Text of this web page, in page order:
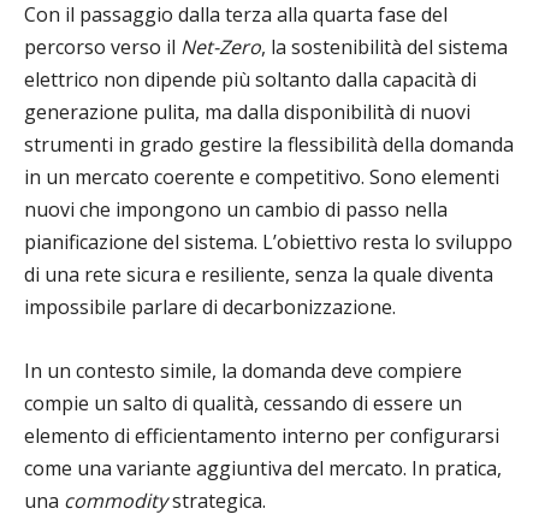
Con il passaggio dalla terza alla quarta fase del
percorso verso il Net-Zero, la sostenibilità del sistema
elettrico non dipende più soltanto dalla capacità di
generazione pulita, ma dalla disponibilità di nuovi
strumenti in grado gestire la flessibilità della domanda
in un mercato coerente e competitivo. Sono elementi
nuovi che impongono un cambio di passo nella
pianificazione del sistema. L’obiettivo resta lo sviluppo
di una rete sicura e resiliente, senza la quale diventa
impossibile parlare di decarbonizzazione.
In un contesto simile, la domanda deve compiere
compie un salto di qualità, cessando di essere un
elemento di efficientamento interno per configurarsi
come una variante aggiuntiva del mercato. In pratica,
una commoditystrategica.